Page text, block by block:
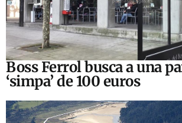
Boss Ferrol busca a una
‘simpa’ de 100 euros